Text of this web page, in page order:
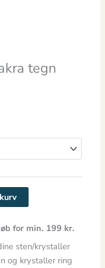
tegn
for min. 199 kr.
sten/krystaller
og krystaller ring